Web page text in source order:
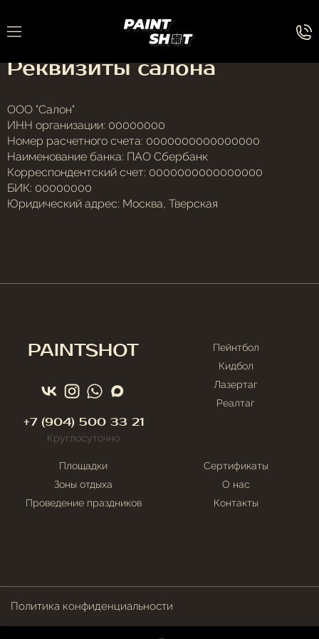
Реквизиты салона
ООО "Салон"
ИНН организации: 00000000
Номер расчетного счета: 0000000000000000
Наименование банка: ПАО Сбербанк
Корреспондентский счет: 0000000000000000
БИК: 00000000
Юридический адрес: Москва, Тверская
PAINTSHOT
+7 (904) 500 33 21
Круглосуточно
Пейнтбол
Кидбол
Лазертаг
Реалтаг
Площадки
Зоны отдыха
Проведение праздников
Сертификаты
О нас
Контакты
Политика конфиденциальности